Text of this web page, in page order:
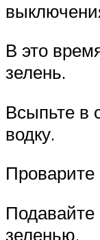
В это
зелень.
Всыпьте в
водку.
Проварите
Подавайте
зеленью.